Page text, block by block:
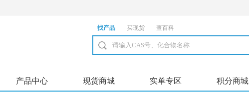
找产品 买现货 查百科
产品中心 现货商城 实单专区 积分商城